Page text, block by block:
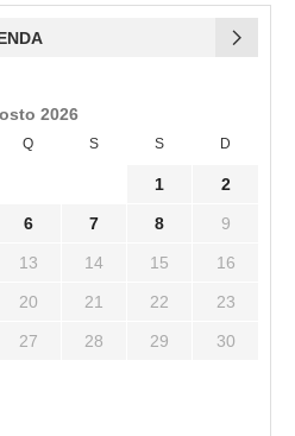
2026
Q S S D
1 2
6 7 8 9
13 14 15 16
20 21 22 23
27 28 29 30